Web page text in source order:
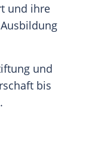
und ihre
und
bis